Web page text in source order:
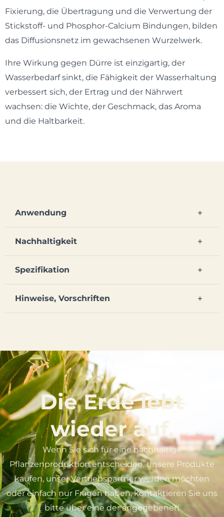
Fixierung, die Übertragung und die Verwertung der
Stickstoff- und Phosphor-Calcium Bindungen, bilden
das Diffusionsnetz im gewachsenen Wurzelwerk.
Ihre Wirkung gegen Dürre ist einzigartig, der
Wasserbedarf sinkt, die Fähigkeit der Wasserhaltung
verbessert sich, der Ertrag und der Nährwert
wachsen: die Wichte, der Geschmack, das Aroma
und die Haltbarkeit.
Anwendung
Nachhaltigkeit
Spezifikation
Hinweise, Vorschriften
Die Erde lebt
wieder auf.
Wenn Sie sich für eine nachhaltige
Pflanzenproduktion entscheiden, unsere Produkte
kaufen, unser Vertriebspartner werden möchten
oder einfach nur Fragen haben, kontaktieren Sie uns
bitte über eine der angegebenen